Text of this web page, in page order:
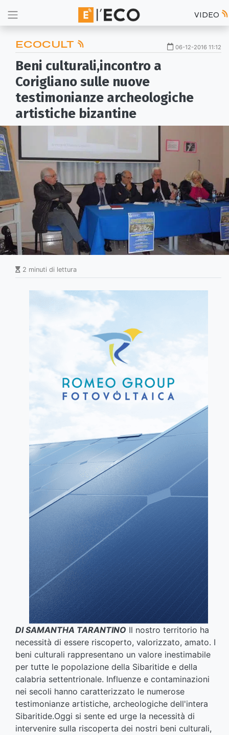
VIDEO
ECOCULT 06-12-2016 11:12
Beni culturali,incontro a
Corigliano sulle nuove
testimonianze archeologiche
artistiche bizantine
2 minuti di lettura
DI SAMANTHA TARANTINO Il nostro territorio ha
necessità di essere riscoperto, valorizzato, amato. I
beni culturali rappresentano un valore inestimabile
per tutte le popolazione della Sibaritide e della
calabria settentrionale. Influenze e contaminazioni
nei secoli hanno caratterizzato le numerose
testimonianze artistiche, archeologiche dell'intera
Sibaritide.Oggi si sente ed urge la necessità di
intervenire sulla riscoperta dei nostri beni culturali,